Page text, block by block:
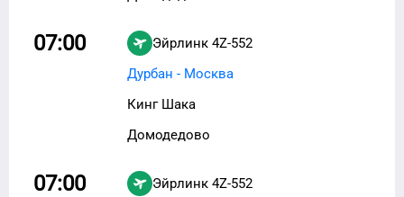
07:00 Эйрлинк 4Z-552
Дурбан - Москва
Кинг Шака
Домодедово
07:00 Эйрлинк 4Z-552